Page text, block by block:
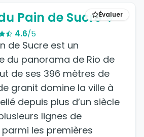
Évaluer
Pain de Sucre
4.6/5
de Sucre est un
du panorama de Rio de
de ses 396 mètres de
granit domine la ville à
depuis plus d’un siècle
lignes de
les premières